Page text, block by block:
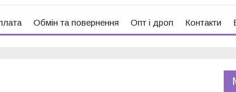
Обмін та повернення Опт і дроп Контакти